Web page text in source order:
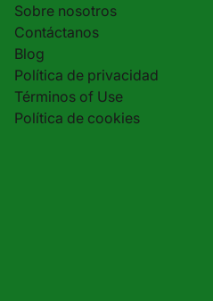
Sobre nosotros
Contáctanos
Blog
Política de privacidad
Términos of Use
Política de cookies